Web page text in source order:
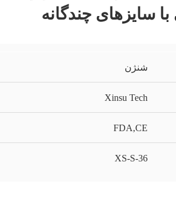
سایزهای چندگانه
شنژن
Xinsu Tech
FDA,CE
XS-S-36